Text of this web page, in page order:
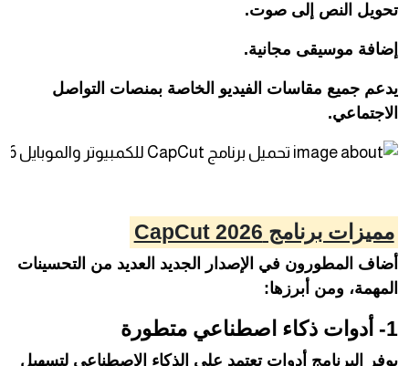
تحويل النص إلى صوت.
إضافة موسيقى مجانية.
يدعم جميع مقاسات الفيديو الخاصة بمنصات التواصل
الاجتماعي.
مميزات برنامج CapCut 2026
أضاف المطورون في الإصدار الجديد العديد من التحسينات
المهمة، ومن أبرزها:
1- أدوات ذكاء اصطناعي متطورة
يوفر البرنامج أدوات تعتمد على الذكاء الاصطناعي لتسهيل